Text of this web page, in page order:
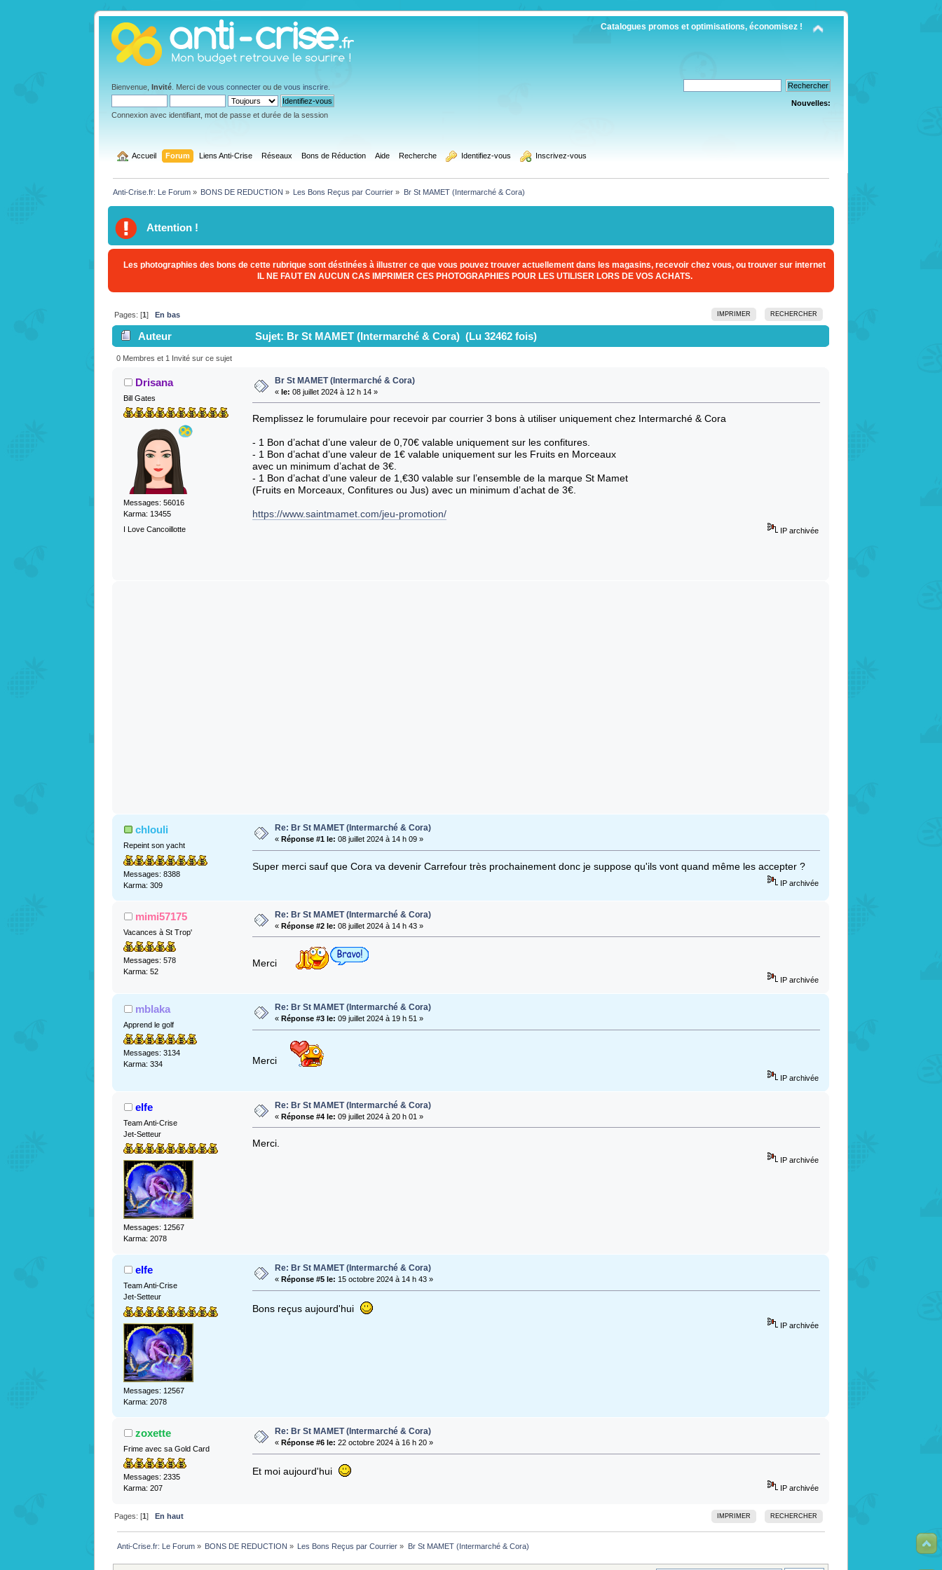
Catalogues promos et optimisations, économisez !
Bienvenue,Invité . Merci devous connecter ou devous inscrire
Connexion avec identifiant, mot de passe et durée de la session
Nouvelles:
Accueil Forum Liens Anti-Crise Réseaux Bons de Réduction Aide Recherche Identifiez-vous Inscrivez-vous
Anti-Crise.fr: Le Forum» BONS DE REDUCTION » Les Bons Reçus par Courrier » Br St MAMET (Intermarché & Cora)
Attention !
Les photographies des bons de cette rubrique sont déstinées à illustrer ce que vous pouvez trouver actuellement dans les magasins, recevoir chez vous, ou trouver sur internet
IL NE FAUT EN AUCUN CAS IMPRIMER CES PHOTOGRAPHIES POUR LES UTILISER LORS DE VOS ACHATS.
IMPRIMER RECHERCHER
Pages: [1] En bas
Auteur Sujet: Br St MAMET (Intermarché & Cora) (Lu 32462 fois)
0 Membres et 1 Invité sur ce sujet
Drisana
Bill Gates
Messages: 56016
Karma: 13455
I Love Cancoillotte
Br St MAMET (Intermarché & Cora)
«le: 08 juillet 2024 à 12 h 14 »
Remplissez le forumulaire pour recevoir par courrier 3 bons à utiliser uniquement chez Intermarché & Cora
- 1 Bon d’achat d’une valeur de 0,70€ valable uniquement sur les confitures.
- 1 Bon d’achat d’une valeur de 1€ valable uniquement sur les Fruits en Morceaux
avec un minimum d’achat de 3€.
- 1 Bon d’achat d’une valeur de 1,€30 valable sur l’ensemble de la marque St Mamet
(Fruits en Morceaux, Confitures ou Jus) avec un minimum d’achat de 3€.
https://www.saintmamet.com/jeu-promotion/
IP archivée
chlouli
Repeint son yacht
Messages: 8388
Karma: 309
Re: Br St MAMET (Intermarché & Cora)
« Réponse #1 le: 08 juillet 2024 à 14 h 09 »
Super merci sauf que Cora va devenir Carrefour très prochainement donc je suppose qu'ils vont quand même les accepter ?
IP archivée
mimi57175
Vacances à St Trop'
Messages: 578
Karma: 52
Re: Br St MAMET (Intermarché & Cora)
«Réponse #2 le: 08 juillet 2024 à 14 h 43 »
Merci
IP archivée
mblaka
Apprend le golf
Messages: 3134
Karma: 334
Re: Br St MAMET (Intermarché & Cora)
«Réponse #3 le: 09 juillet 2024 à 19 h 51 »
Merci
IP archivée
elfe
Team Anti-Crise
Jet-Setteur
Messages: 12567
Karma: 2078
Re: Br St MAMET (Intermarché & Cora)
«Réponse #4 le: 09 juillet 2024 à 20 h 01 »
Merci.
IP archivée
elfe
Team Anti-Crise
Jet-Setteur
Messages: 12567
Karma: 2078
Re: Br St MAMET (Intermarché & Cora)
« Réponse #5 le: 15 octobre 2024 à 14 h 43 »
Bons reçus aujourd'hui
IP archivée
zoxette
Frime avec sa Gold Card
Messages: 2335
Karma: 207
Re: Br St MAMET (Intermarché & Cora)
«Réponse #6 le: 22 octobre 2024 à 16 h 20 »
Et moi aujourd'hui
IP archivée
IMPRIMER RECHERCHER
Pages: [1] En haut
Anti-Crise.fr: Le Forum» BONS DE REDUCTION » Les Bons Reçus par Courrier » Br St MAMET (Intermarché & Cora)